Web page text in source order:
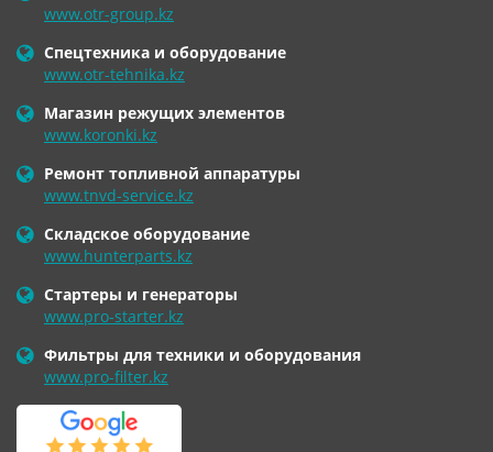
www.otr-group.kz
Спецтехника и оборудование
www.otr-tehnika.kz
Магазин режущих элементов
www.koronki.kz
Ремонт топливной аппаратуры
www.tnvd-service.kz
Складское оборудование
www.hunterparts.kz
Стартеры и генераторы
www.pro-starter.kz
Фильтры для техники и оборудования
www.pro-filter.kz